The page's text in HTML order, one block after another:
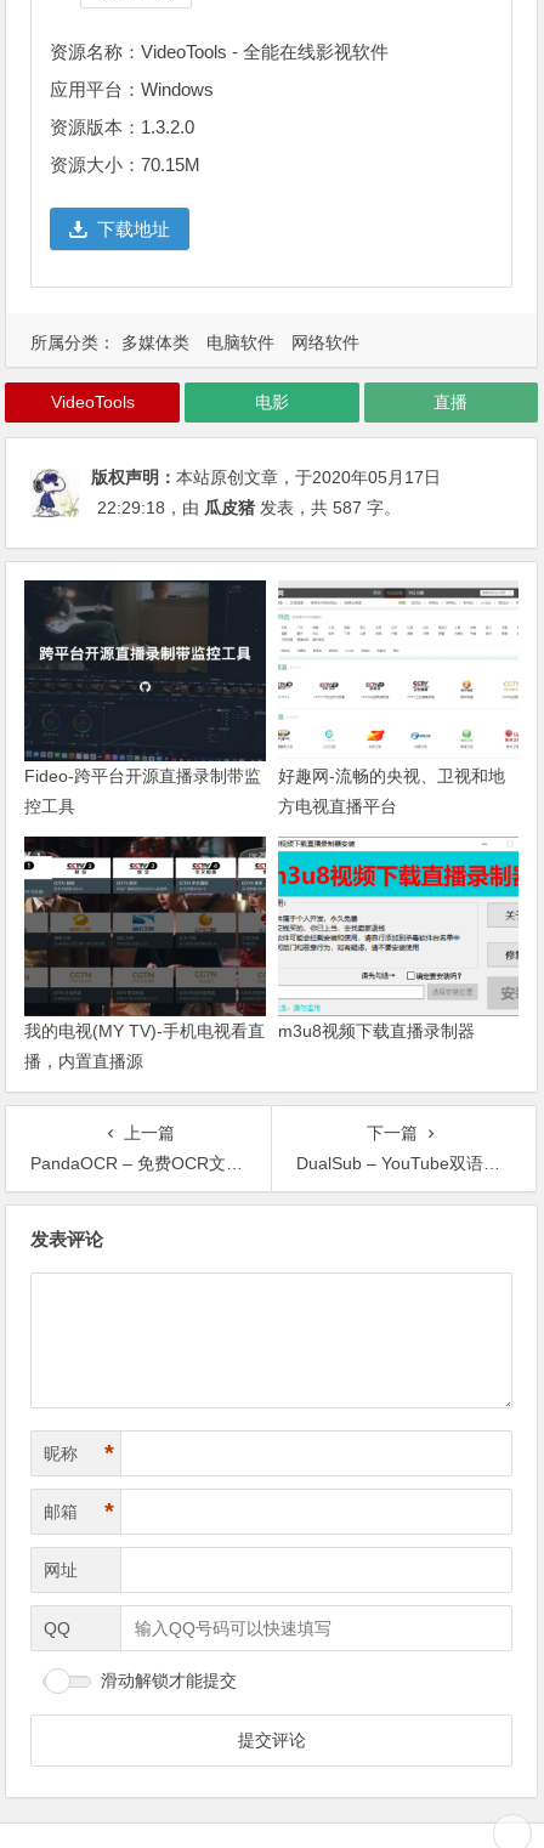
资源名称：VideoTools - 全能在线影视软件
应用平台：Windows
资源版本：1.3.2.0
资源大小：70.15M
下载地址
所属分类： 多媒体类 电脑软件 网络软件
VideoTools 电影 直播
版权声明：本站原创文章，于2020年05月17日
22:29:18 ，由 瓜皮猪 发表，共 587 字。
Fideo-跨平台开源直播录制带监
控工具
好趣网-流畅的央视、卫视和地
方电视直播平台
我的电视(MY TV)-手机电视看直
播，内置直播源
m3u8视频下载直播录制器
上一篇
PandaOCR – 免费OCR文字识别工具
下一篇
DualSub – YouTube双语字幕插件
发表评论
昵称 *
邮箱 *
网址
QQ
滑动解锁才能提交